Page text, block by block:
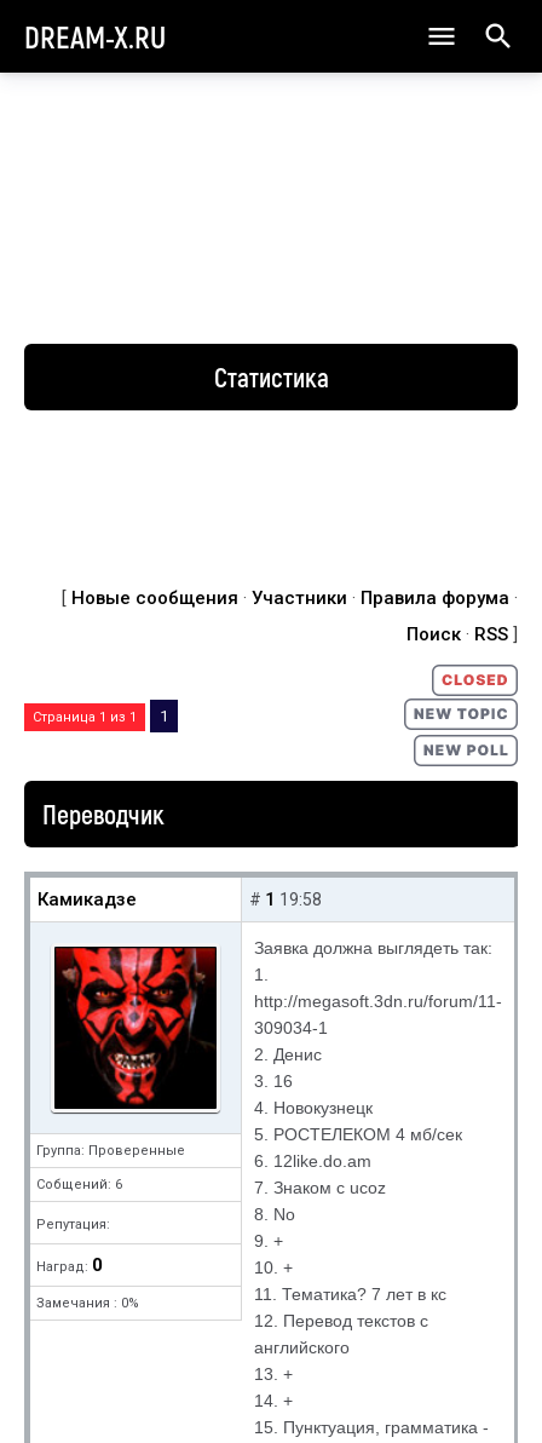
DREAM-X.RU
Статистика
[ Новые сообщения · Участники · Правила форума ·
Поиск · RSS ]
Страница 1 из 1 1
Переводчик
Камикадзе
Группа: Проверенные
Собщений: 6
Репутация:
Наград: 0
Замечания : 0%
# 1 19:58
Заявка должна выглядеть так:
1.
http://megasoft.3dn.ru/forum/11-
309034-1
2. Денис
3. 16
4. Новокузнецк
5. РОСТЕЛЕКОМ 4 мб/сек
6. 12like.do.am
7. Знаком с ucoz
8. No
9. +
10. +
11. Тематика? 7 лет в кс
12. Перевод текстов с
английского
13. +
14. +
15. Пунктуация, грамматика -